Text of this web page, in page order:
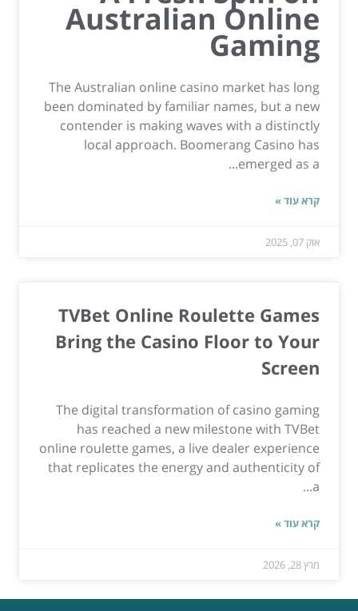
Australian Online
Gaming
The Australian online casino market has long
been dominated by familiar names, but a new
contender is making waves with a distinctly
local approach. Boomerang Casino has
emerged as a...
קרא עוד »
אוק 07, 2025
TVBet Online Roulette Games
Bring the Casino Floor to Your
Screen
The digital transformation of casino gaming
has reached a new milestone with TVBet
online roulette games, a live dealer experience
that replicates the energy and authenticity of
a...
קרא עוד »
מרץ 28, 2026